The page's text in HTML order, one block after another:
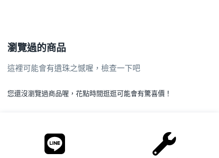
瀏覽過的商品
這裡可能會有遺珠之憾喔，檢查一下吧
您還沒瀏覽過商品喔，花點時間逛逛可能會有驚喜價！